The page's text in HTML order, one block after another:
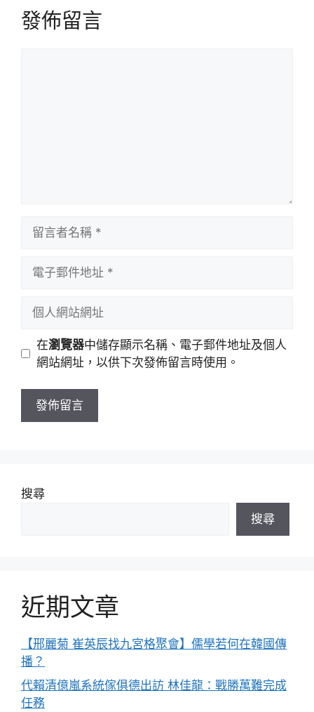
發佈留言
址
站
址
在瀏覽器中儲存顯示名稱、電子郵件地址及個人
網站網址，以供下次發佈留言時使用。
搜尋
搜尋
近期文章
【邢麗菊 崔英辰找九宮格聚會】儒學若何在韓國傳
播？
代賴清億嵐系統傢俱德出訪 林佳龍：戰勝萬難完成
任務